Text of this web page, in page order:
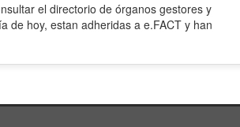
el directorio de órganos gestores y
de hoy, estan adheridas a e.FACT y han